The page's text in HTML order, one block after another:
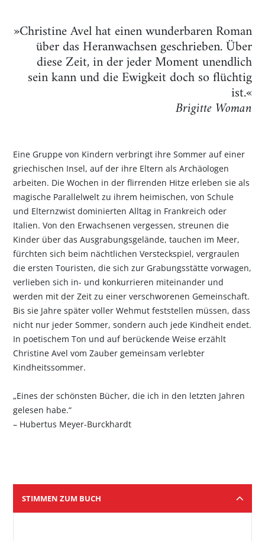
»Christine Avel hat einen wunderbaren Roman
über das Heranwachsen geschrieben. Über
diese Zeit, in der jeder Moment unendlich
sein kann und die Ewigkeit doch so flüchtig
ist.«
Brigitte Woman
Eine Gruppe von Kindern verbringt ihre Sommer auf einer
griechischen Insel, auf der ihre Eltern als Archäologen
arbeiten. Die Wochen in der flirrenden Hitze erleben sie als
magische Parallelwelt zu ihrem heimischen, von Schule
und Elternzwist dominierten Alltag in Frankreich oder
Italien. Von den Erwachsenen vergessen, streunen die
Kinder über das Ausgrabungsgelände, tauchen im Meer,
fürchten sich beim nächtlichen Versteckspiel, vergraulen
die ersten Touristen, die sich zur Grabungsstätte vorwagen,
verlieben sich in- und konkurrieren miteinander und
werden mit der Zeit zu einer verschworenen Gemeinschaft.
Bis sie Jahre später voller Wehmut feststellen müssen, dass
nicht nur jeder Sommer, sondern auch jede Kindheit endet.
In poetischem Ton und auf berückende Weise erzählt
Christine Avel vom Zauber gemeinsam verlebter
Kindheitssommer.
„Eines der schönsten Bücher, die ich in den letzten Jahren
gelesen habe.“
– Hubertus Meyer-Burckhardt
STIMMEN ZUM BUCH